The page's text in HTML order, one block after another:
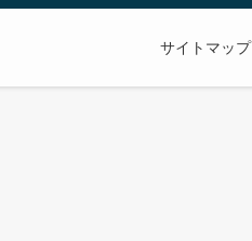
サイトマップ